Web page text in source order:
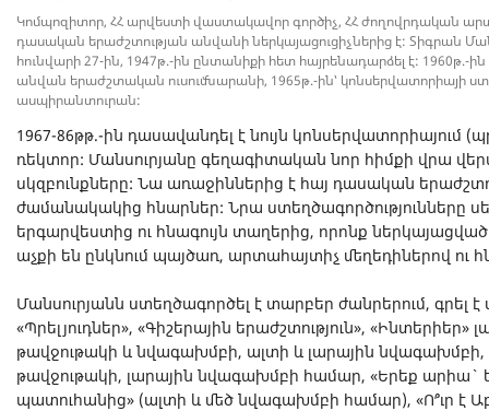
Կոմպոզիտոր, ՀՀ արվեստի վաստակավոր գործիչ, ՀՀ ժողովրդական
դասական երաժշտության անվանի ներկայացուցիչներից է: Տիգրան
հունվարի 27-ին, 1947թ.-ին ընտանիքի հետ հայրենադարձել է: 1960թ.-
անվան երաժշտական ուսումնարանի, 1965թ.-ին՝ կոնսերվատորիայի
ասպիրանտուրան:
1967-86թթ.-ին դասավանդել է նույն կոնսերվատորիայում
ռեկտոր: Մանսուրյանը գեղագիտական նոր հիմքի վրա
սկզբունքները: Նա առաջիններից է հայ դասական
ժամանակակից հնարներ: Նրա ստեղծագործությունները
երգարվեստից ու հնագույն տաղերից, որոնք
աչքի են ընկնում պայծառ, արտահայտիչ մեղեդիներով ու
Մանսուրյանն ստեղծագործել է տարբեր ժանրերում, գրել
«Պրելյուդներ», «Գիշերային երաժշտություն»,
թավջութակի և նվագախմբի, ալտի և լարային նվագախմբի,
թավջութակի, լարային նվագախմբի համար, «Երեք արիա`
պատուհանից» (ալտի և մեծ նվագախմբի համար), «Ո՞ւր է